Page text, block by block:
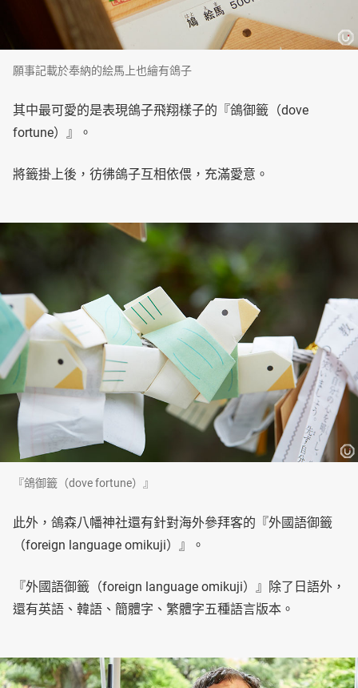
願事記載於奉納的絵馬上也繪有鴿子
其中最可愛的是表現鴿子飛翔樣子的『鴿御籤（dove
fortune）』。
將籤掛上後，彷彿鴿子互相依偎，充滿愛意。
『鴿御籤（dove fortune）』
此外，鴿森八幡神社還有針對海外參拜客的『外國語御籤
（foreign language omikuji）』。
『外國語御籤（foreign language omikuji）』除了日語外，
還有英語、韓語、簡體字、繁體字五種語言版本。